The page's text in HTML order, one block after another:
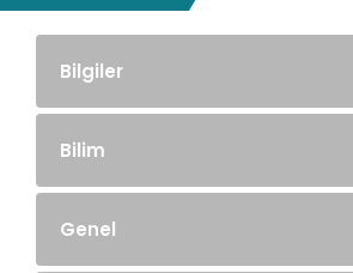
Bilgiler
Bilim
Genel